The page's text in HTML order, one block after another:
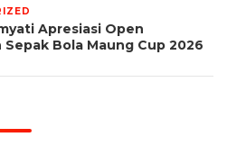
Apresiasi Open
Bola Maung Cup 2026